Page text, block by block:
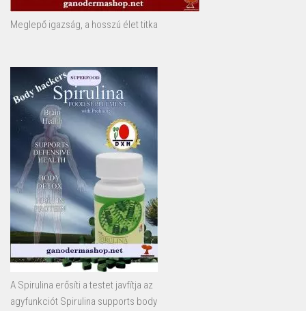
Meglepő igazság, a hosszú élet titka
A Spirulina erősíti a testet javfítja az
agyfunkciót Spirulina supports body